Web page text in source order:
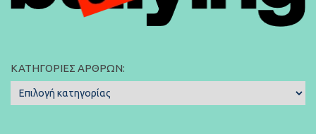
ΚΑΤΗΓΟΡΊΕΣ ΆΡΘΡΩΝ:
Κατηγορίες
Άρθρων: